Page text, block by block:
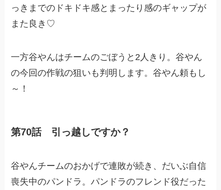
っきまでのドキドキ感とまったり感のギャップが
また良き♡
一方谷やんはチームのごぼうと2人きり。谷やん
の今回の作戦の狙いも判明します。谷やん頼もし
～！
第70話 引っ越しですか？
谷やんチームのおかげで連敗が続き、だいぶ自信
喪失中のパンドラ。パンドラのフレンド役だった